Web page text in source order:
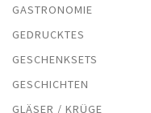
GASTRONOMIE
GEDRUCKTES
GESCHENKSETS
GESCHICHTEN
GLÄSER / KRÜGE